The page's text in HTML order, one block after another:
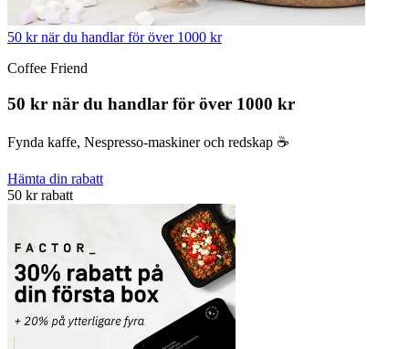
50 kr när du handlar för över 1000 kr
Coffee Friend
50 kr när du handlar för över 1000 kr
Fynda kaffe, Nespresso-maskiner och redskap ☕️
Hämta din rabatt
50 kr rabatt